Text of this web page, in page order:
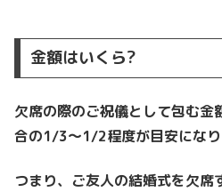
金額はいくら?
欠席の際のご祝儀として包む金
合の1/3～1/2程度が目安になり
つまり、ご友人の結婚式を欠席